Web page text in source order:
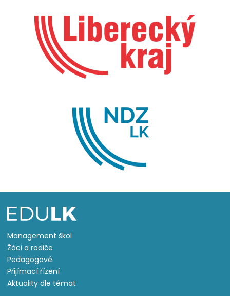
Management škol
Žáci a rodiče
Pedagogové
Přijímací řízení
Aktuality dle témat